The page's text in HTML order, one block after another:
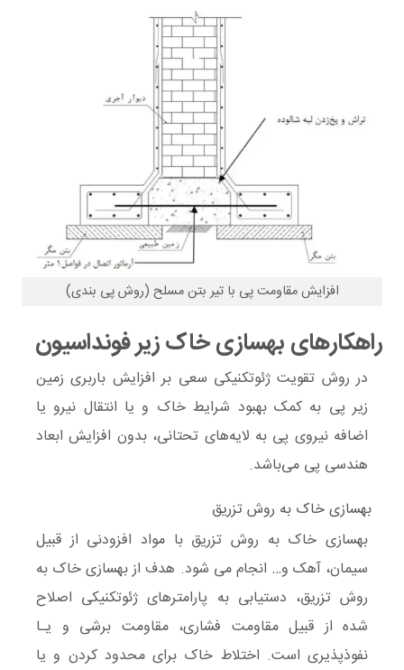
افزایش مقاومت پی با تیر بتن مسلح (روش پی بندی)
راهکارهای بهسازی خاک زیر فونداسیون
در روش تقویت ژئوتکنیکی سعی بر افزایش باربری زمین
زیر پی به کمک بهبود شرایط خاک و یا انتقال نیرو یا
اضافه نیروی پی به لایه‌های تحتانی، بدون افزایش ابعاد
هندسی پی می‌باشد.
بهسازی خاک به روش تزریق
بهسازی خاک به روش تزریق با مواد افزودنی از قبیل
سیمان، آهک و… انجام می شود. هدف از بهسازی خاک به
روش تزریق، دستیابی به پارامترهای ژئوتکنیکی اصلاح
شده از قبیل مقاومت فشاری، مقاومت برشی و یـا
نفوذپذیری است. اختلاط خاک برای محدود کردن و یا